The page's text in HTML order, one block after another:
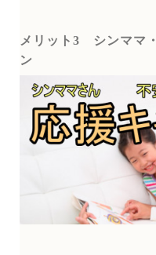
メリット3
シンママ
ン